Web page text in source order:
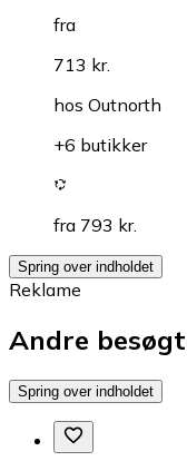
fra
713 kr.
hos Outnorth
+6 butikker
fra 793 kr.
Spring over indholdet
Reklame
Andre
Spring over indholdet